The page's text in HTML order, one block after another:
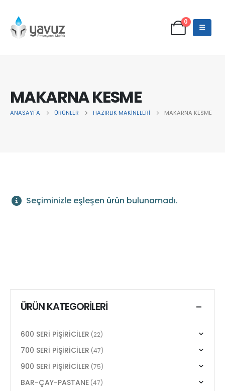
0
MAKARNA KESME
ANASAYFA ÜRÜNLER HAZIRLIK MAKİNELERİ MAKARNA KESME
Seçiminizle eşleşen ürün bulunamadı.
ÜRÜN KATEGORILERI
600 SERİ PİŞİRİCİLER (22)
700 SERİ PİŞİRİCİLER (47)
900 SERİ PİŞİRİCİLER (75)
BAR-ÇAY-PASTANE (47)